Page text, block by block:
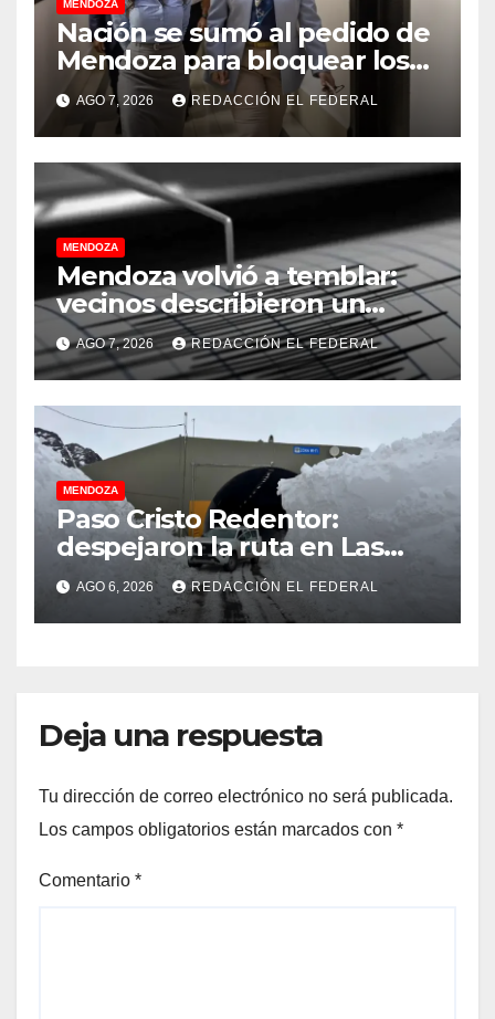
MENDOZA
Nación se sumó al pedido de
Mendoza para bloquear los
celulares en las cárceles de
la provincia
AGO 7, 2026 REDACCIÓN EL FEDERAL
MENDOZA
Mendoza volvió a temblar:
vecinos describieron un
“sacudón” acompañado por
un fuerte estruendo
AGO 7, 2026 REDACCIÓN EL FEDERAL
MENDOZA
Paso Cristo Redentor:
despejaron la ruta en Las
Cuevas antes de otro
temporal con unos 1.500
camiones varados
AGO 6, 2026 REDACCIÓN EL FEDERAL
Deja una respuesta
Tu dirección de correo electrónico no será publicada.
Los campos obligatorios están marcados con *
Comentario *